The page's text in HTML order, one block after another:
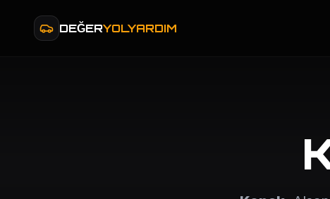
DEĞERYOLYARDIM